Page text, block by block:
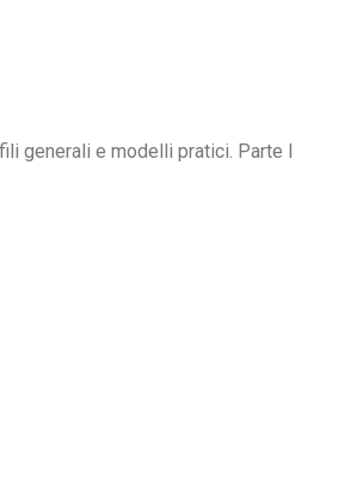
generali e modelli pratici. Parte I